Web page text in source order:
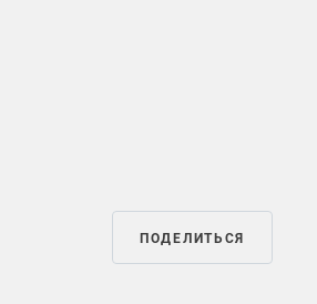
ПОДЕЛИТЬСЯ